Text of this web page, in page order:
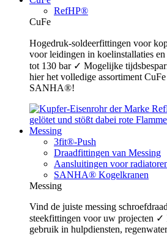
RefHP®
CuFe
Hogedruk-soldeerfittingen voor
voor leidingen in koelinstallaties
tot 130 bar ✓ Mogelijke
hier het volledige assortiment
SANHA®!
Messing
3fit®-Push
Draadfittingen van Messing
Aansluitingen voor
SANHA® Kogelkranen
Messing
Vind de juiste messing
steekfittingen voor uw projecten ✓
gebruik in hulpdiensten,